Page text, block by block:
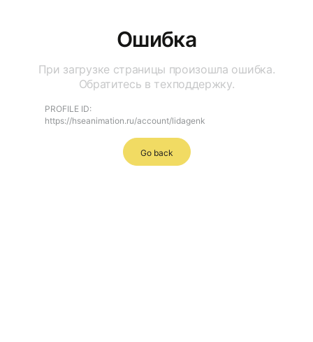
Ошибка
При загрузке страницы произошла ошибка.
Обратитесь в техподдержку.
PROFILE ID:
https://hseanimation.ru/account/lidagenk
Go back